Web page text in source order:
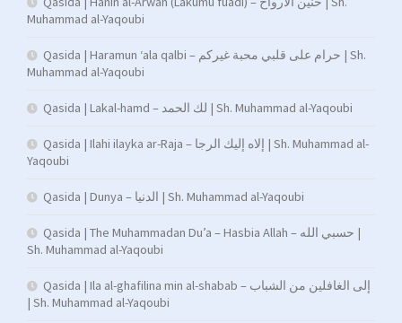
Muhammad al-Yaqoubi
Qasida | Haramun ‘ala qalbi – حرام على قلبي محبة غيركم | Sh.
Muhammad al-Yaqoubi
Qasida | Lakal-hamd – لك الحمد | Sh. Muhammad al-Yaqoubi
Qasida | Ilahi ilayka ar-Raja – إلاه إليك الرجا | Sh. Muhammad al-
Yaqoubi
Qasida | Dunya – الدنيا | Sh. Muhammad al-Yaqoubi
Qasida | The Muhammadan Du’a – Hasbia Allah – حسبي الله |
Sh. Muhammad al-Yaqoubi
Qasida | Ila al-ghafilina min al-shabab – إلى الغافلين من الشباب
| Sh. Muhammad al-Yaqoubi